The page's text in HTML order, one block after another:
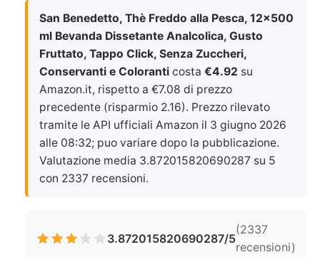
San Benedetto, Thè Freddo alla Pesca, 12x500
ml Bevanda Dissetante Analcolica, Gusto
Fruttato, Tappo Click, Senza Zuccheri,
Conservanti e Coloranti costa €4.92 su
Amazon.it, rispetto a €7.08 di prezzo
precedente (risparmio 2.16). Prezzo rilevato
tramite le API ufficiali Amazon il 3 giugno 2026
alle 08:32; puo variare dopo la pubblicazione.
Valutazione media 3.872015820690287 su 5
con 2337 recensioni.
3.872015820690287/5
(2337
recensioni)